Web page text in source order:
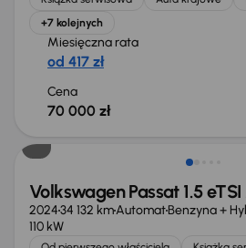
+7 kolejnych
Miesięczna rata
od 417 zł
Cena
70 000 zł
Volkswagen Passat 1.5
202434 132 kmAutomatBenzyna +
110 kW